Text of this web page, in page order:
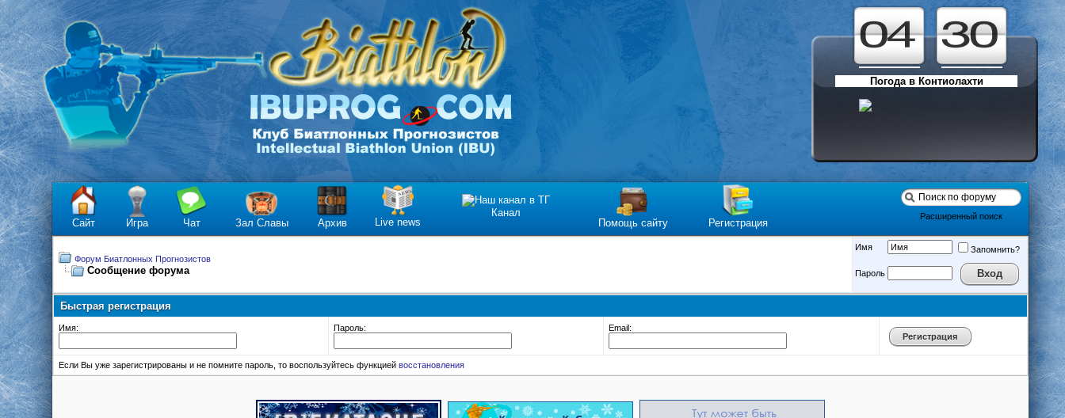
Погода в Контиолахти
Расширенный поиск
Сайт Игра Чат Зал Славы Архив Live news
Канал
Помощь сайту
Регистрация
Форум Биатлонных Прогнозистов
Сообщение форума
Имя Запомнить?
Пароль
Быстрая регистрация
Имя: Пароль: Email:
Если Вы уже зарегистрированы и не помните пароль, то воспользуйтесь функцией восстановления